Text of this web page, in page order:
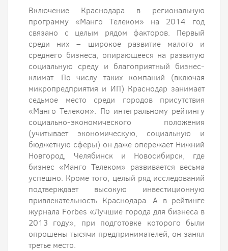
Включение Краснодара в региональную
программу «Манго Телеком» на 2014 год
связано с целым рядом факторов. Первый
среди них – широкое развитие малого и
среднего бизнеса, опирающееся на развитую
социальную среду и благоприятный бизнес-
климат. По числу таких компаний (включая
микропредприятия и ИП) Краснодар занимает
седьмое место среди городов присутствия
«Манго Телеком». По интегральному рейтингу
социально-экономического положения
(учитывает экономическую, социальную и
бюджетную сферы) он даже опережает Нижний
Новгород, Челябинск и Новосибирск, где
бизнес «Манго Телеком» развивается весьма
успешно. Кроме того, целый ряд исследований
подтверждает высокую инвестиционную
привлекательность Краснодара. А в рейтинге
журнала Forbes «Лучшие города для бизнеса в
2013 году», при подготовке которого были
опрошены тысячи предпринимателей, он занял
третье место.